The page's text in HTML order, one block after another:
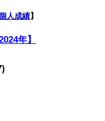
人成績】
年】